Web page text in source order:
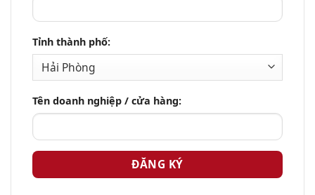
Tỉnh thành phố:
Tên doanh nghiệp / cửa hàng: